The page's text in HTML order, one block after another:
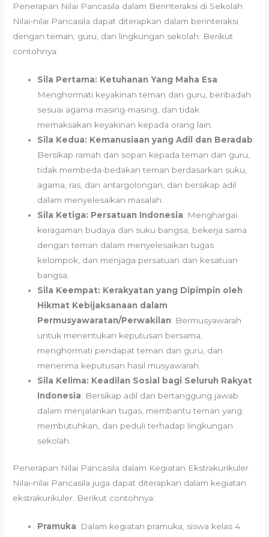
Penerapan Nilai Pancasila dalam Berinteraksi di Sekolah
Nilai-nilai Pancasila dapat diterapkan dalam berinteraksi
dengan teman, guru, dan lingkungan sekolah. Berikut
contohnya:
Sila Pertama: Ketuhanan Yang Maha Esa:
Menghormati keyakinan teman dan guru, beribadah
sesuai agama masing-masing, dan tidak
memaksakan keyakinan kepada orang lain.
Sila Kedua: Kemanusiaan yang Adil dan Beradab:
Bersikap ramah dan sopan kepada teman dan guru,
tidak membeda-bedakan teman berdasarkan suku,
agama, ras, dan antargolongan, dan bersikap adil
dalam menyelesaikan masalah.
Sila Ketiga: Persatuan Indonesia: Menghargai
keragaman budaya dan suku bangsa, bekerja sama
dengan teman dalam menyelesaikan tugas
kelompok, dan menjaga persatuan dan kesatuan
bangsa.
Sila Keempat: Kerakyatan yang Dipimpin oleh
Hikmat Kebijaksanaan dalam
Permusyawaratan/Perwakilan: Bermusyawarah
untuk menentukan keputusan bersama,
menghormati pendapat teman dan guru, dan
menerima keputusan hasil musyawarah.
Sila Kelima: Keadilan Sosial bagi Seluruh Rakyat
Indonesia: Bersikap adil dan bertanggung jawab
dalam menjalankan tugas, membantu teman yang
membutuhkan, dan peduli terhadap lingkungan
sekolah.
Penerapan Nilai Pancasila dalam Kegiatan Ekstrakurikuler
Nilai-nilai Pancasila juga dapat diterapkan dalam kegiatan
ekstrakurikuler. Berikut contohnya:
Pramuka: Dalam kegiatan pramuka, siswa kelas 4